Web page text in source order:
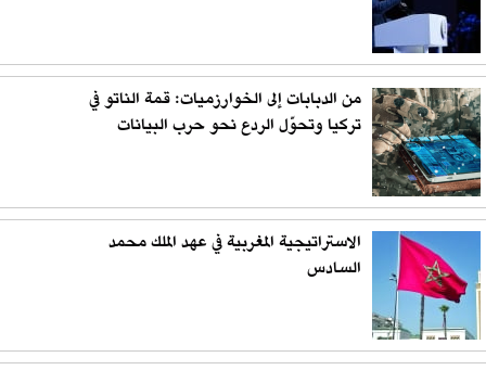
من الدبابات إلى الخوارزميات: قمة الناتو في
تركيا وتحوّل الردع نحو حرب البيانات
الاستراتيجية المغربية في عهد الملك محمد
السادس